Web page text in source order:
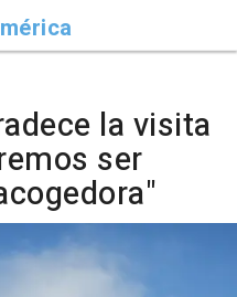
mérica
la visita
ser